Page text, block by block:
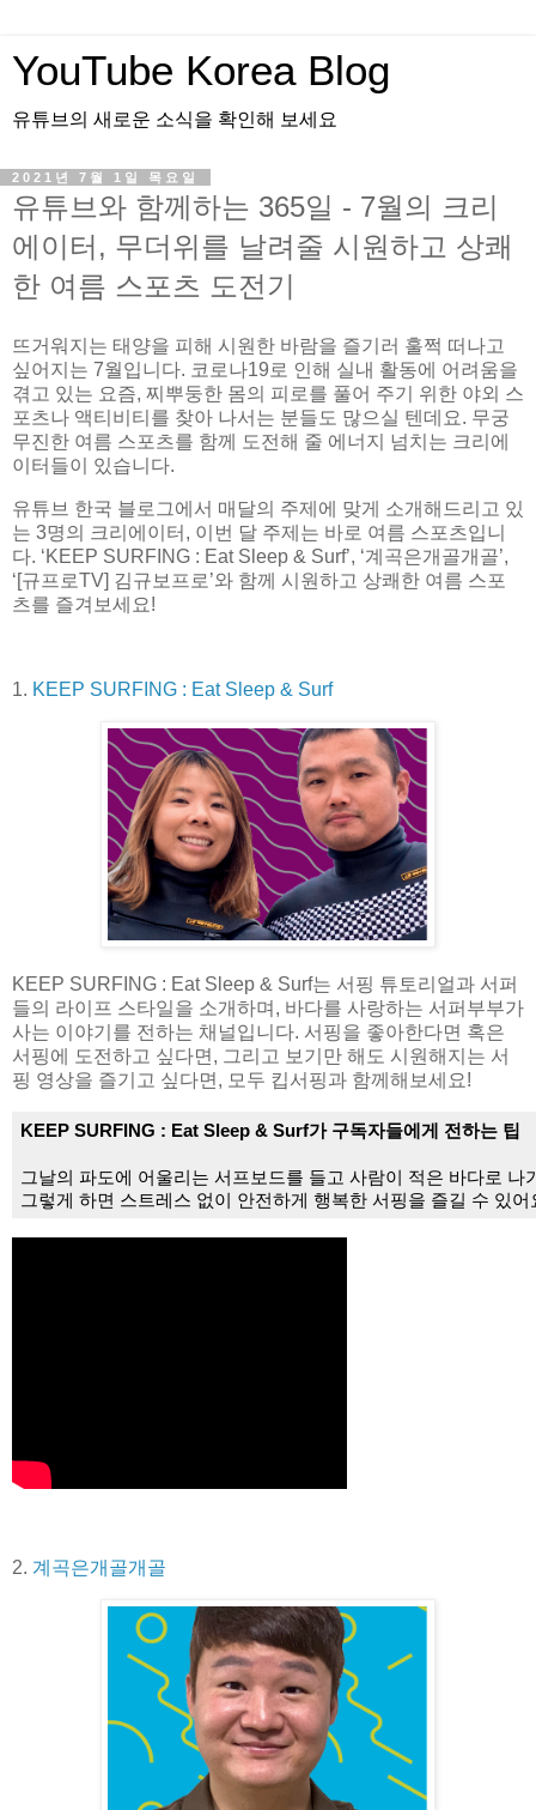
YouTube Korea Blog
유튜브의 새로운 소식을 확인해 보세요
2021년 7월 1일 목요일
유튜브와 함께하는 365일 - 7월의 크리
에이터, 무더위를 날려줄 시원하고 상쾌
한 여름 스포츠 도전기
뜨거워지는 태양을 피해 시원한 바람을 즐기러 훌쩍 떠나고
싶어지는 7월입니다. 코로나19로 인해 실내 활동에 어려움을
겪고 있는 요즘, 찌뿌둥한 몸의 피로를 풀어 주기 위한 야외 스
포츠나 액티비티를 찾아 나서는 분들도 많으실 텐데요. 무궁
무진한 여름 스포츠를 함께 도전해 줄 에너지 넘치는 크리에
이터들이 있습니다.
유튜브 한국 블로그에서 매달의 주제에 맞게 소개해드리고 있
는 3명의 크리에이터, 이번 달 주제는 바로 여름 스포츠입니
다. ‘KEEP SURFING : Eat Sleep & Surf’, ‘계곡은개골개골’,
‘[규프로TV] 김규보프로’와 함께 시원하고 상쾌한 여름 스포
츠를 즐겨보세요!
1. KEEP SURFING : Eat Sleep & Surf
KEEP SURFING : Eat Sleep & Surf는 서핑 튜토리얼과 서퍼
들의 라이프 스타일을 소개하며, 바다를 사랑하는 서퍼부부가
사는 이야기를 전하는 채널입니다. 서핑을 좋아한다면 혹은
서핑에 도전하고 싶다면, 그리고 보기만 해도 시원해지는 서
핑 영상을 즐기고 싶다면, 모두 킵서핑과 함께해보세요!
KEEP SURFING : Eat Sleep & Surf가 구독자들에게 전하는 팁
그날의 파도에 어울리는 서프보드를 들고 사람이 적은 바다로 나
그렇게 하면 스트레스 없이 안전하게 행복한 서핑을 즐길 수 있어
2. 계곡은개골개골